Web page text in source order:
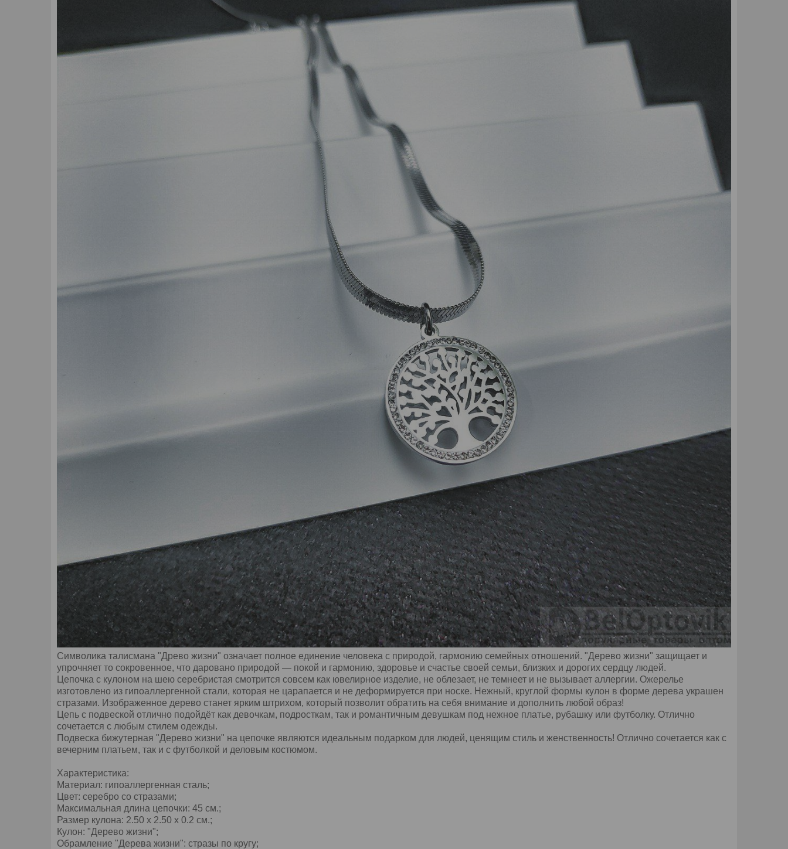
Символика талисмана "Древо жизни" означает полное единение человека с природой, гармонию семейных отношений. "Дерево жизни" защищает и
упрочняет то сокровенное, что даровано природой — покой и гармонию, здоровье и счастье своей семьи, близких и дорогих сердцу людей.
Цепочка с кулоном на шею серебристая смотрится совсем как ювелирное изделие, не облезает, не темнеет и не вызывает аллергии. Ожерелье
изготовлено из гипоаллергенной стали, которая не царапается и не деформируется при носке. Нежный, круглой формы кулон в форме дерева украшен
стразами. Изображенное дерево станет ярким штрихом, который позволит обратить на себя внимание и дополнить любой образ!
Цепь с подвеской отлично подойдёт как девочкам, подросткам, так и романтичным девушкам под нежное платье, рубашку или футболку. Отлично
сочетается с любым стилем одежды.
Подвеска бижутерная "Дерево жизни" на цепочке являются идеальным подарком для людей, ценящим стиль и женственность! Отлично сочетается как с
вечерним платьем, так и с футболкой и деловым костюмом.
Характеристика:
Материал: гипоаллергенная сталь;
Цвет: серебро со стразами;
Максимальная длина цепочки: 45 см.;
Размер кулона: 2.50 х 2.50 х 0.2 см.;
Кулон: "Дерево жизни";
Обрамление "Дерева жизни": стразы по кругу;